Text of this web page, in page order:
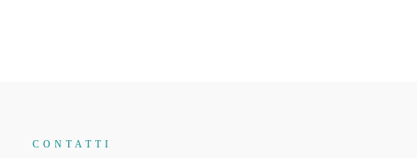
CONTATTI